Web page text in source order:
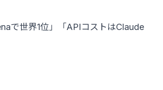
で世界1位」「APIコストはClaude